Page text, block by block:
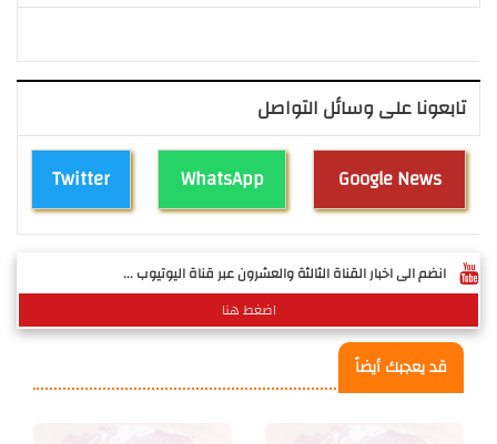
تابعونا على وسائل التواصل
Twitter WhatsApp Google News
انضم الى اخبار القناة الثالثة والعشرون عبر قناة اليوتيوب ...
اضغط هنا
قد يعجبك أيضاً